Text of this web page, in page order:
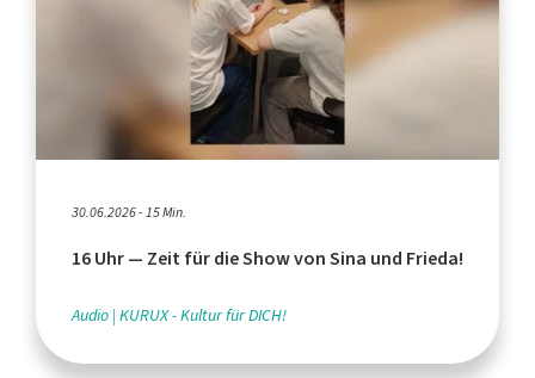
30.06.2026 - 15 Min.
16 Uhr — Zeit für die Show von Sina und Frieda!
Audio KURUX - Kultur für DICH!